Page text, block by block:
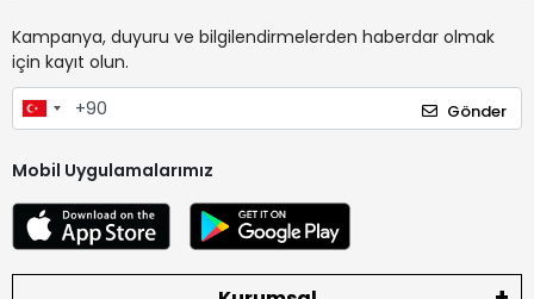
Kampanya, duyuru ve bilgilendirmelerden haberdar olmak
için kayıt olun.
Gönder
Mobil Uygulamalarımız